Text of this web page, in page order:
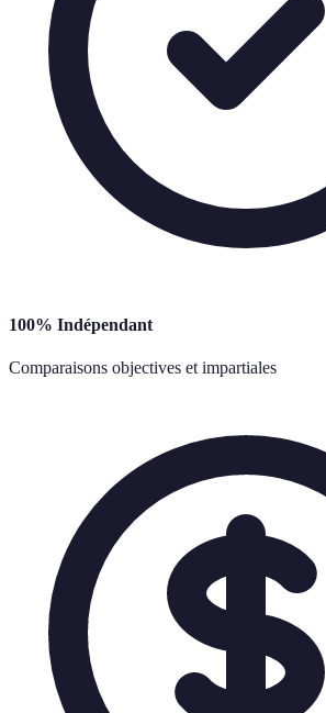
100% Indépendant
Comparaisons objectives et impartiales